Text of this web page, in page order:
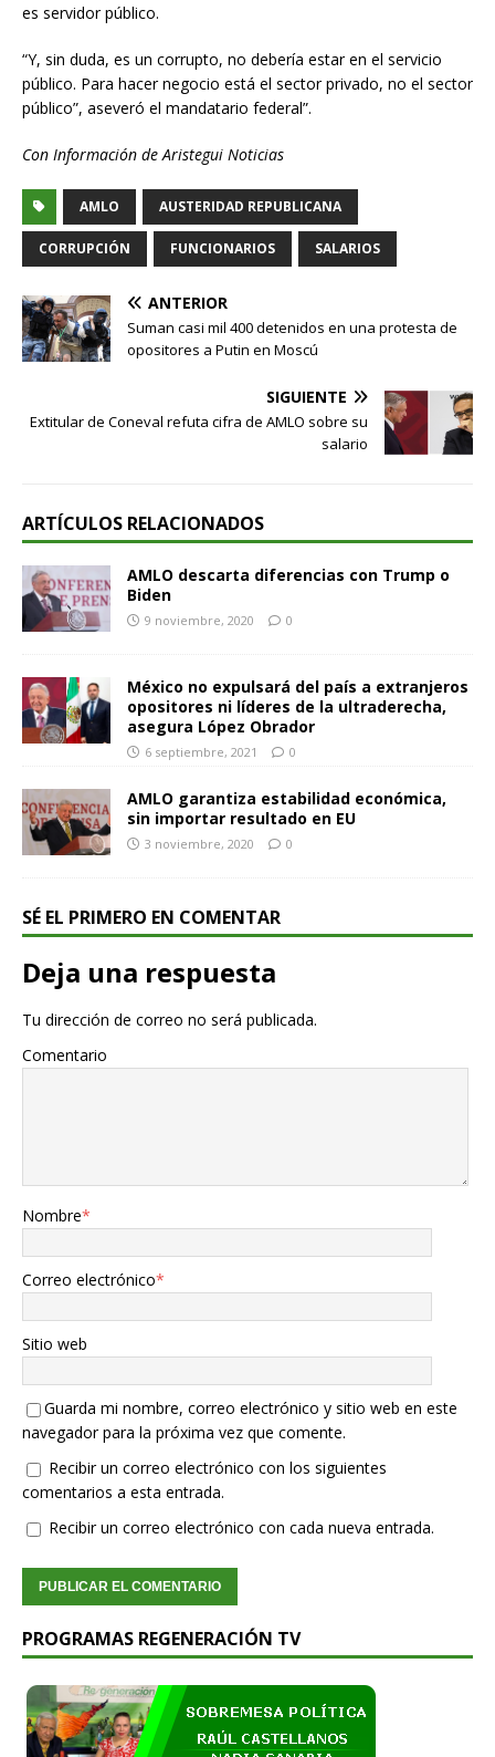
es servidor público.
“Y, sin duda, es un corrupto, no debería estar en el servicio
público. Para hacer negocio está el sector privado, no el sector
público”, aseveró el mandatario federal”.
Con Información de Aristegui Noticias
AMLO AUSTERIDAD REPUBLICANA
CORRUPCIÓN FUNCIONARIOS SALARIOS
ANTERIOR
Suman casi mil 400 detenidos en una protesta de
opositores a Putin en Moscú
SIGUIENTE
Extitular de Coneval refuta cifra de AMLO sobre su
salario
ARTÍCULOS RELACIONADOS
AMLO descarta diferencias con Trump o
Biden
9 noviembre, 2020 0
México no expulsará del país a extranjeros
opositores ni líderes de la ultraderecha,
asegura López Obrador
6 septiembre, 2021 0
AMLO garantiza estabilidad económica,
sin importar resultado en EU
3 noviembre, 2020 0
SÉ EL PRIMERO EN COMENTAR
Deja una respuesta
Tu dirección de correo no será publicada.
Comentario
Nombre*
Correo electrónico*
Sitio web
Guarda mi nombre, correo electrónico y sitio web en este
navegador para la próxima vez que comente.
Recibir un correo electrónico con los siguientes
comentarios a esta entrada.
Recibir un correo electrónico con cada nueva entrada.
PROGRAMAS REGENERACIÓN TV